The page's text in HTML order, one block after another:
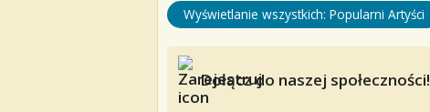
Wyświetlanie wszystkich: Popularni Artyści
Dołącz do naszej społeczności!